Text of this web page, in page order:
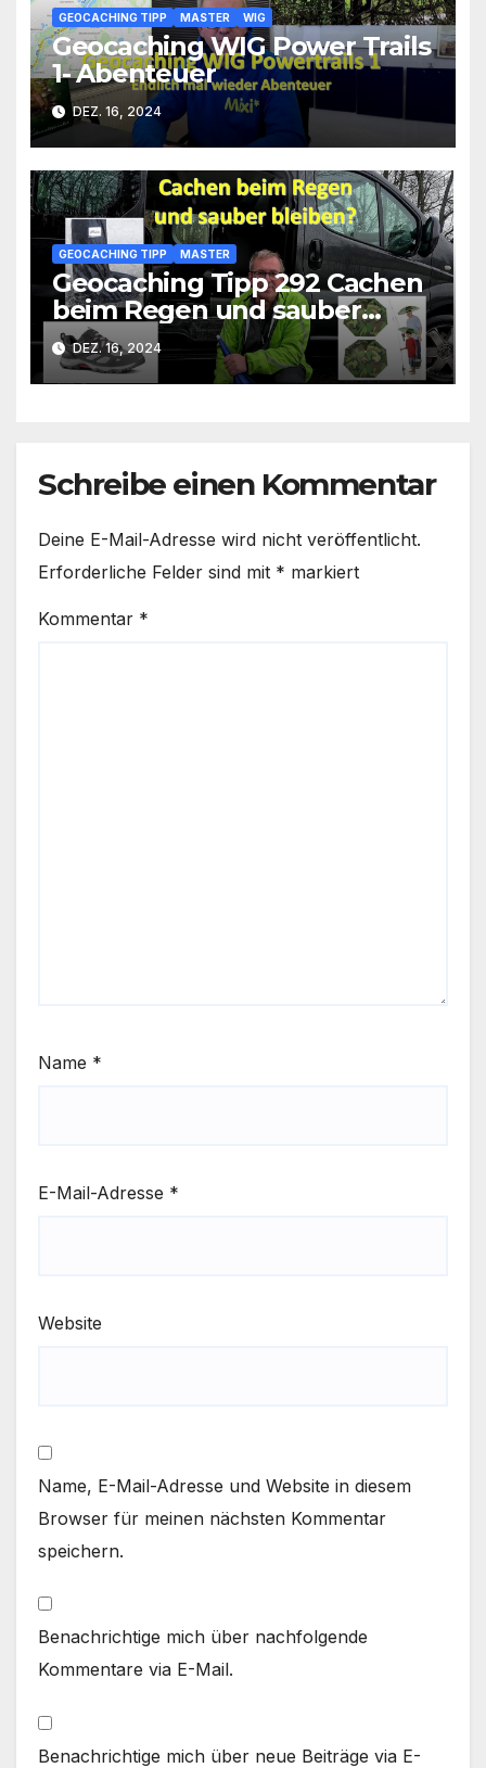
GEOCACHING TIPP MASTER WIG
Geocaching WIG Power Trails
1- Abenteuer
DEZ. 16, 2024
GEOCACHING TIPP MASTER
Geocaching Tipp 292 Cachen
beim Regen und sauber
bleiben
DEZ. 16, 2024
Schreibe einen Kommentar
Deine E-Mail-Adresse wird nicht veröffentlicht.
Erforderliche Felder sind mit * markiert
Kommentar *
Name *
E-Mail-Adresse *
Website
Name, E-Mail-Adresse und Website in diesem
Browser für meinen nächsten Kommentar
speichern.
Benachrichtige mich über nachfolgende
Kommentare via E-Mail.
Benachrichtige mich über neue Beiträge via E-